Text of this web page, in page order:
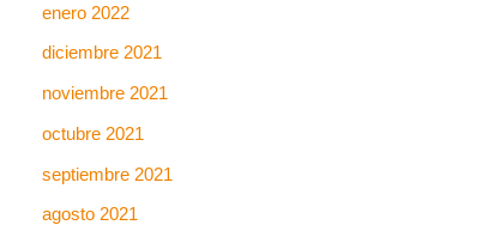
enero 2022
diciembre 2021
noviembre 2021
octubre 2021
septiembre 2021
agosto 2021